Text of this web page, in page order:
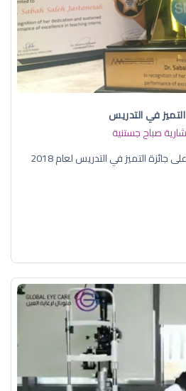
في التدريس
صباح جستنية
التميز في التدريس لعام 2018